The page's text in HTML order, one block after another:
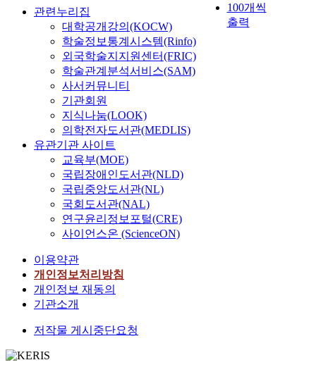
100개씩
출력
관련누리집
대학공개강의(KOCW)
학술정보통계시스템(Rinfo)
외국학술지지원센터(FRIC)
학술관계분석서비스(SAM)
사서커뮤니티
기관회원
지식나눔(LOOK)
의학전자도서관(MEDLIS)
유관기관 사이트
교육부(MOE)
국립장애인도서관(NLD)
국립중앙도서관(NL)
국회도서관(NAL)
연구윤리정보포털(CRE)
사이언스온 (ScienceON)
이용약관
개인정보처리방침
개인정보 재동의
기관소개
저작물 게시중단요청